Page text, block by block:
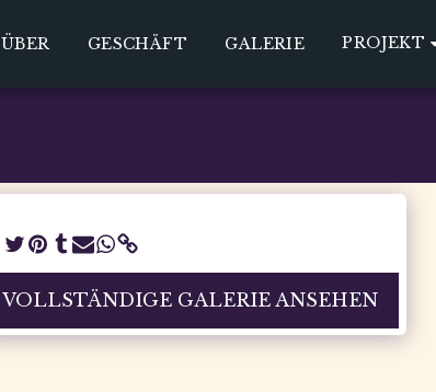
ÜBER GESCHÄFT GALERIE PROJEKT
VOLLSTÄNDIGE GALERIE ANSEHEN